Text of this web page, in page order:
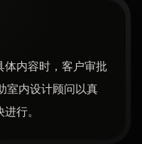
体内容时，客户审批
室内设计顾问以真
行。